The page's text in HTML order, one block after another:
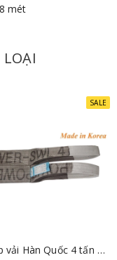
mét
SALE
Dây cáp vải Hàn Quốc 4 tấn 3 mét